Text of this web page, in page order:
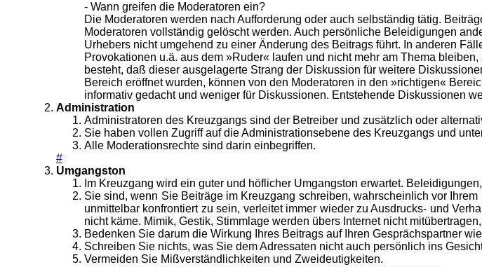
- Wann greifen die Moderatoren ein?
Die Moderatoren werden nach Aufforderung oder auch selbständig tätig.
Moderatoren vollständig gelöscht werden. Auch persönliche Beleidigungen
Urhebers nicht umgehend zu einer Änderung des Beitrags führt. In anderen
Provokationen u.ä. aus dem »Ruder« laufen und nicht mehr am Thema
besteht, daß dieser ausgelagerte Strang der Diskussion für weitere
Bereich eröffnet wurden, können von den Moderatoren in den »richtigen«
informativ gedacht und weniger für Diskussionen. Entstehende Diskussionen
Administration
Administratoren des Kreuzgangs sind der Betreiber und zusätzlich oder
Sie haben vollen Zugriff auf die Administrationsebene des Kreuzgangs und
Alle Moderationsrechte sind darin einbegriffen.
#
Umgangston
Im Kreuzgang wird ein guter und höflicher Umgangston erwartet.
Sie sind, wenn Sie Beiträge im Kreuzgang schreiben, wahrscheinlich vor
unmittelbar konfrontiert zu sein, verleitet immer wieder zu Ausdrucks- und
nicht käme. Mimik, Gestik, Stimmlage werden übers Internet nicht
Bedenken Sie darum die Wirkung Ihres Beitrags auf Ihren Gesprächspartner
Schreiben Sie nichts, was Sie dem Adressaten nicht auch persönlich ins
Vermeiden Sie Mißverständlichkeiten und Zweideutigkeiten.